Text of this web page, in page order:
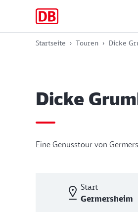
Startseite Touren Dicke
Dicke
Eine Genusstour von
Start
Germersheim